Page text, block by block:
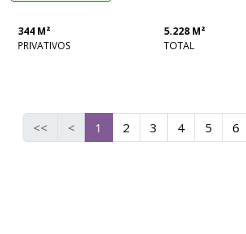
344 M²
PRIVATIVOS
5.228 M²
TOTAL
<< < 1 2 3 4 5 6